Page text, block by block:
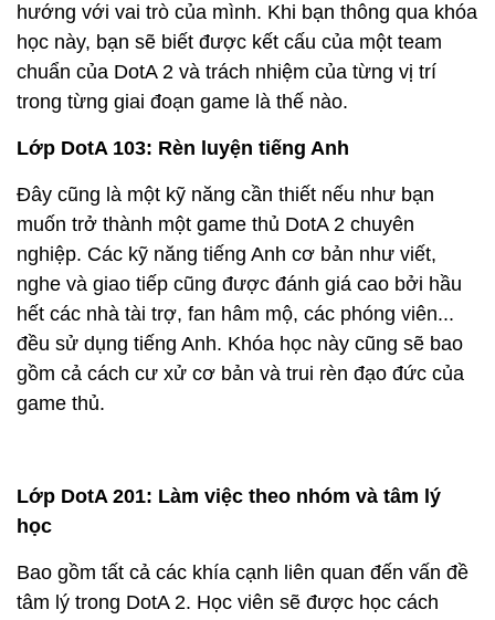
hướng với vai trò của mình. Khi bạn thông qua khóa
học này, bạn sẽ biết được kết cấu của một team
chuẩn của DotA 2 và trách nhiệm của từng vị trí
trong từng giai đoạn game là thế nào.
Lớp DotA 103: Rèn luyện tiếng Anh
Đây cũng là một kỹ năng cần thiết nếu như bạn
muốn trở thành một game thủ DotA 2 chuyên
nghiệp. Các kỹ năng tiếng Anh cơ bản như viết,
nghe và giao tiếp cũng được đánh giá cao bởi hầu
hết các nhà tài trợ, fan hâm mộ, các phóng viên...
đều sử dụng tiếng Anh. Khóa học này cũng sẽ bao
gồm cả cách cư xử cơ bản và trui rèn đạo đức của
game thủ.
Lớp DotA 201: Làm việc theo nhóm và tâm lý
học
Bao gồm tất cả các khía cạnh liên quan đến vấn đề
tâm lý trong DotA 2. Học viên sẽ được học cách